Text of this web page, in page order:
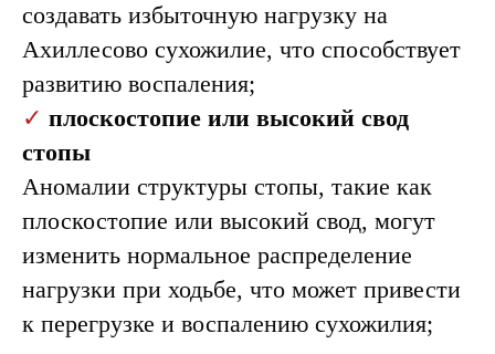
создавать избыточную нагрузку на
Ахиллесово сухожилие, что способствует
развитию воспаления;
✓ плоскостопие или высокий свод
стопы
Аномалии структуры стопы, такие как
плоскостопие или высокий свод, могут
изменить нормальное распределение
нагрузки при ходьбе, что может привести
к перегрузке и воспалению сухожилия;